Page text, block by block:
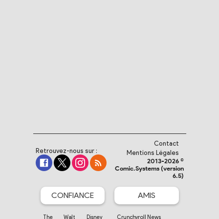
Retrouvez-nous sur :
Contact
Mentions Légales
2013-2026 ©
Comic.Systems (version
6.5)
CONFIANCE
The Walt Disney
AMIS
Crunchyroll News